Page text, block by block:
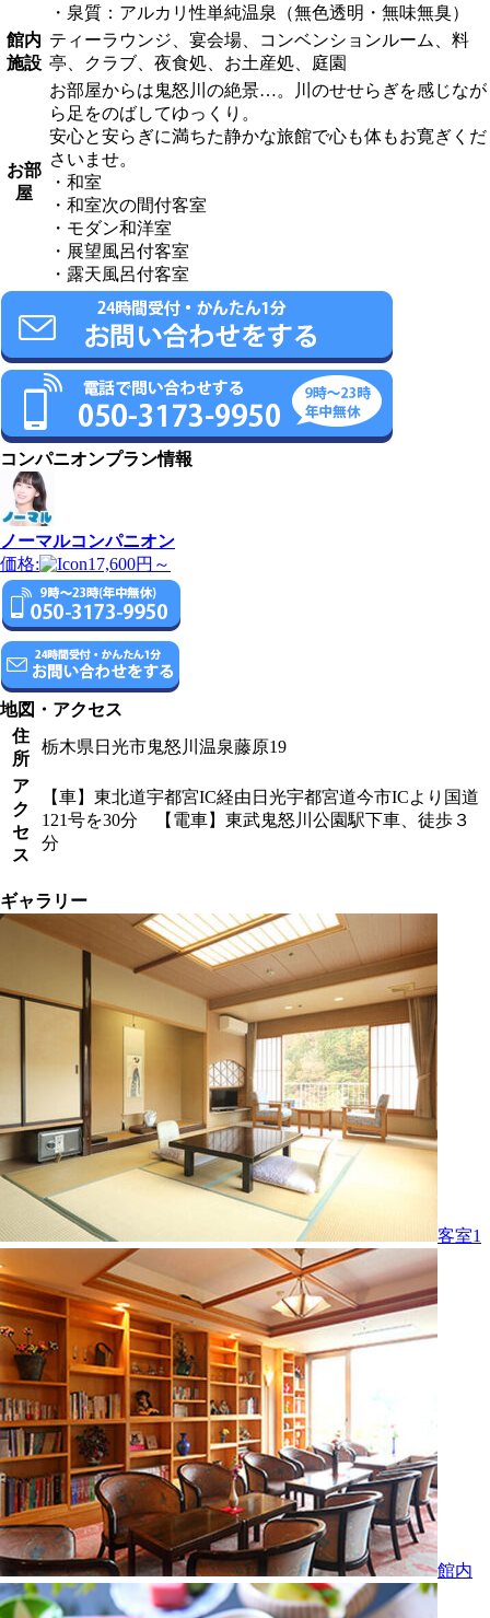
・泉質：アルカリ性単純温泉（無色透明・無味無臭）
館内
施設
ティーラウンジ、宴会場、コンベンションルーム、料
亭、クラブ、夜食処、お土産処、庭園
お部
屋
お部屋からは鬼怒川の絶景…。川のせせらぎを感じなが
ら足をのばしてゆっくり。
安心と安らぎに満ちた静かな旅館で心も体もお寛ぎくだ
さいませ。
・和室
・和室次の間付客室
・モダン和洋室
・展望風呂付客室
・露天風呂付客室
コンパニオンプラン情報
ノーマルコンパニオン
価格:
17,600円～
地図・アクセス
住
所
栃木県日光市鬼怒川温泉藤原19
ア
ク
セ
ス
【車】東北道宇都宮IC経由日光宇都宮道今市ICより国道
121号を30分 【電車】東武鬼怒川公園駅下車、徒歩３
分
ギャラリー
客室1
館内